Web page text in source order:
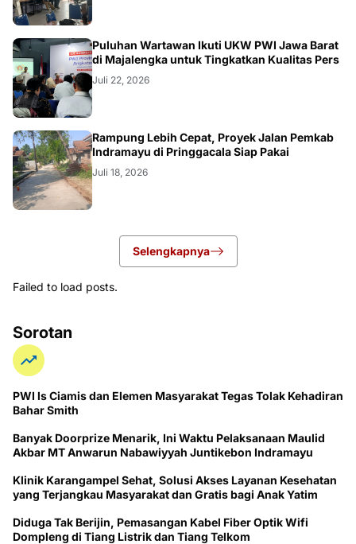
Puluhan Wartawan Ikuti UKW PWI Jawa Barat
di Majalengka untuk Tingkatkan Kualitas Pers
Juli 22, 2026
LOKAL
Rampung Lebih Cepat, Proyek Jalan Pemkab
Indramayu di Pringgacala Siap Pakai
Juli 18, 2026
Selengkapnya
Failed to load posts.
Sorotan
PWI ls Ciamis dan Elemen Masyarakat Tegas Tolak Kehadiran
Bahar Smith
Banyak Doorprize Menarik, Ini Waktu Pelaksanaan Maulid
Akbar MT Anwarun Nabawiyyah Juntikebon Indramayu
Klinik Karangampel Sehat, Solusi Akses Layanan Kesehatan
yang Terjangkau Masyarakat dan Gratis bagi Anak Yatim
Diduga Tak Berijin, Pemasangan Kabel Fiber Optik Wifi
Dompleng di Tiang Listrik dan Tiang Telkom